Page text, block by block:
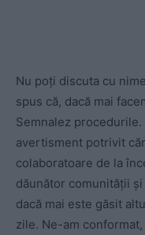
Nu poți discuta cu
spus că, dacă mai
Semnalez
avertisment potrivit
colaboratoare de la
dăunător comunității
dacă mai este găsit
zile. Ne-am